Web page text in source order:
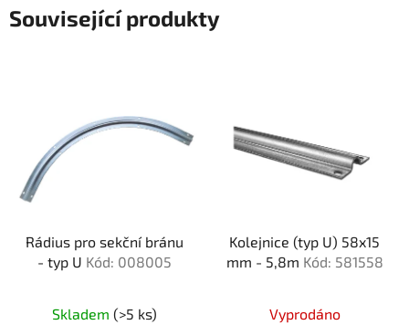
Související produkty
Rádius pro sekční bránu
- typ U Kód: 008005
Skladem (>5 ks)
Kolejnice (typ U) 58x15
mm - 5,8m Kód: 581558
Vyprodáno